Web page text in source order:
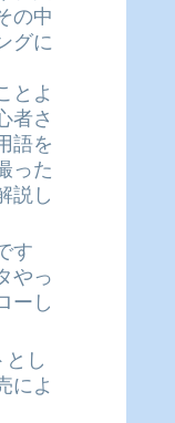
の中
グに
とよ
者さ
語を
った
説し
す
やっ
ーし
し
によ